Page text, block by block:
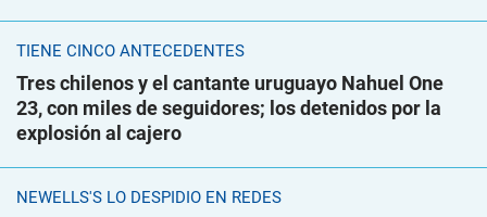
TIENE CINCO ANTECEDENTES
Tres chilenos y el cantante uruguayo Nahuel One
23, con miles de seguidores; los detenidos por la
explosión al cajero
NEWELLS'S LO DESPIDIÓ EN REDES